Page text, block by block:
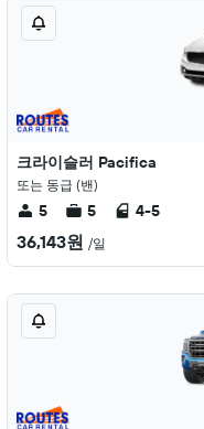
크라이슬러 Pacifica
또는 동급 (밴)
5 5 4-5
36,143원 /일